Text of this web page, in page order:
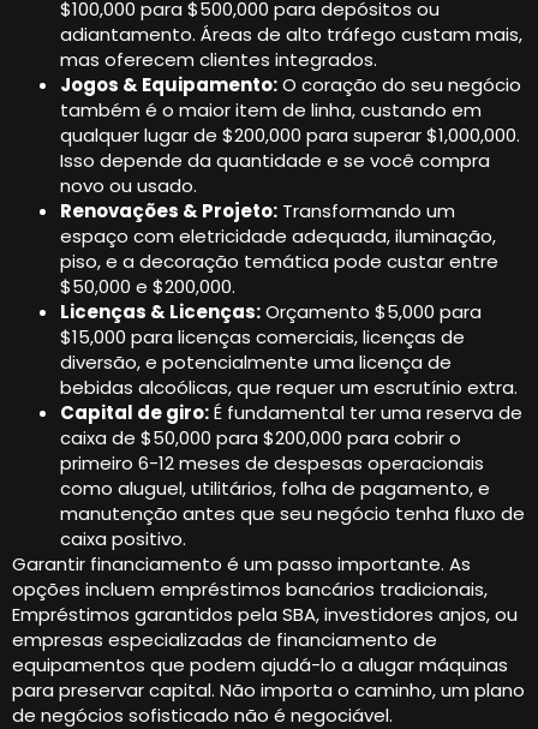
$100,000 para $500,000 para depósitos ou
adiantamento. Áreas de alto tráfego custam mais,
mas oferecem clientes integrados.
Jogos & Equipamento:O coração do seu negócio
também é o maior item de linha, custando em
qualquer lugar de $200,000 para superar $1,000,000.
Isso depende da quantidade e se você compra
novo ou usado.
Renovações & Projeto: Transformando um
espaço com eletricidade adequada, iluminação,
piso, e a decoração temática pode custar entre
$50,000 e $200,000.
Licenças & Licenças:Orçamento $5,000 para
$15,000 para licenças comerciais, licenças de
diversão, e potencialmente uma licença de
bebidas alcoólicas, que requer um escrutínio extra.
Capital de giro:É fundamental ter uma reserva de
caixa de $50,000 para $200,000 para cobrir o
primeiro 6-12 meses de despesas operacionais
como aluguel, utilitários, folha de pagamento, e
manutenção antes que seu negócio tenha fluxo de
caixa positivo.
Garantir financiamento é um passo importante. As
opções incluem empréstimos bancários tradicionais,
Empréstimos garantidos pela SBA, investidores anjos, ou
empresas especializadas de financiamento de
equipamentos que podem ajudá-lo a alugar máquinas
para preservar capital. Não importa o caminho, um plano
de negócios sofisticado não é negociável.